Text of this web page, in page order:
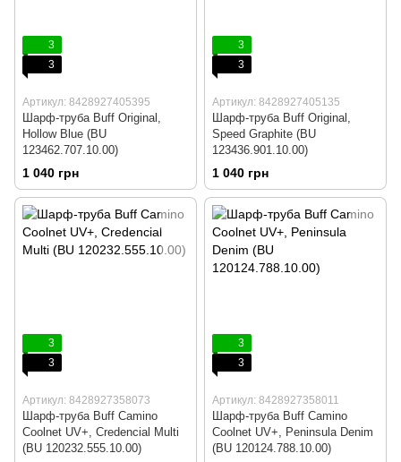
3
3
Артикул: 8428927405395
Шарф-труба Buff Original,
Hollow Blue (BU
123462.707.10.00)
1 040 грн
3
3
Артикул: 8428927405135
Шарф-труба Buff Original,
Speed Graphite (BU
123436.901.10.00)
1 040 грн
3
3
Артикул: 8428927358073
Шарф-труба Buff Camino
Coolnet UV+, Credencial Multi
(BU 120232.555.10.00)
3
3
Артикул: 8428927358011
Шарф-труба Buff Camino
Coolnet UV+, Peninsula Denim
(BU 120124.788.10.00)